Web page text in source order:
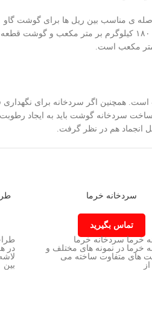
۴۲ کیلوگرم بر متر مکعب است. همچنین اگر
و ساخت سردخانه گوشت باید به
انجماد هم در نظر گرفت.
سردخانه خرما
تماس بگیرید
خرما سردخانه خرما
خرما در نمونه های مختلف و
های متفاوت ساخته می
در
بین